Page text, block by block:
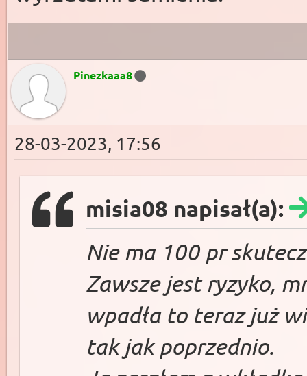
Pinezkaaa8
28-03-2023, 17:56
misia08 napisał(a):
Nie ma 100 pr
Zawsze jest ryzyko,
wpadła to teraz już
tak jak poprzednio.